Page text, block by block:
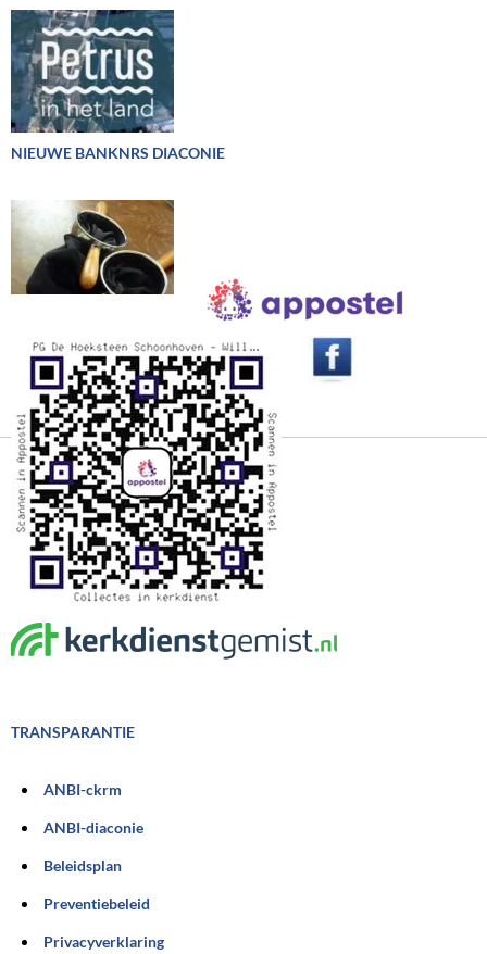
NIEUWE BANKNRS DIACONIE
TRANSPARANTIE
ANBI-ckrm
ANBI-diaconie
Beleidsplan
Preventiebeleid
Privacyverklaring